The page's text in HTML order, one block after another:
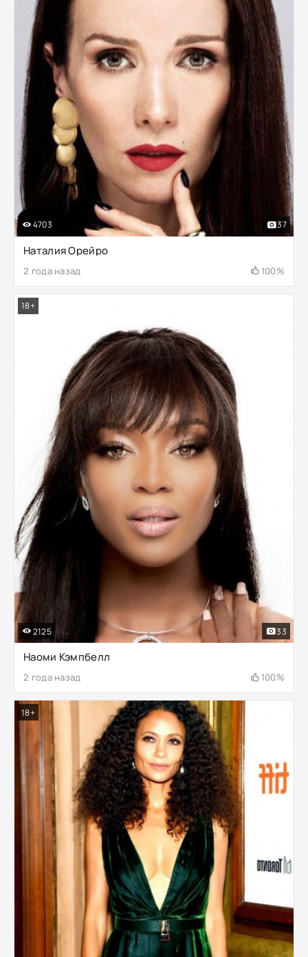
Наталия Орейро
2 года назад 100%
4703 37
Наоми Кэмпбелл
2 года назад 100%
2125 33
18+
18+